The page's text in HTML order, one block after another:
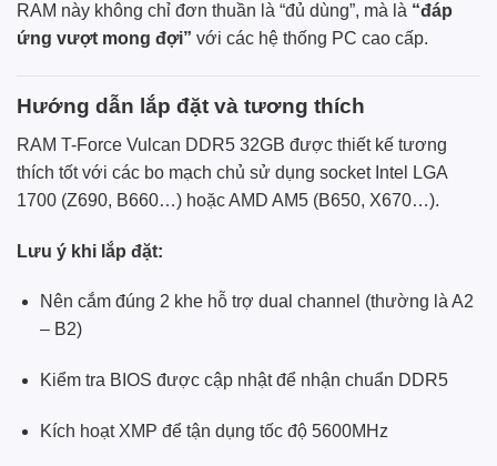
RAM này không chỉ đơn thuần là “đủ dùng”, mà là “đáp
ứng vượt mong đợi” với các hệ thống PC cao cấp.
Hướng dẫn lắp đặt và tương thích
RAM T-Force Vulcan DDR5 32GB được thiết kế tương
thích tốt với các bo mạch chủ sử dụng socket Intel LGA
1700 (Z690, B660…) hoặc AMD AM5 (B650, X670…).
Lưu ý khi lắp đặt:
Nên cắm đúng 2 khe hỗ trợ dual channel (thường là A2
– B2)
Kiểm tra BIOS được cập nhật để nhận chuẩn DDR5
Kích hoạt XMP để tận dụng tốc độ 5600MHz